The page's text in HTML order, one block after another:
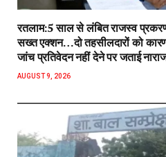
रतलाम:5 साल से लंबित राजस्व
सख्त एक्शन…दो तहसीलदारों को
जांच प्रतिवेदन नहीं देने पर जताई
AUGUST 9, 2026